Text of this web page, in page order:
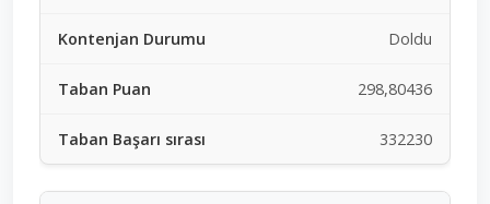
Doldu
298,80436
332230